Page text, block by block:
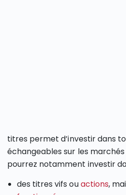
titres permet d’investir dans
échangeables sur les marchés
pourrez notamment investir
des titres vifs ouactions,